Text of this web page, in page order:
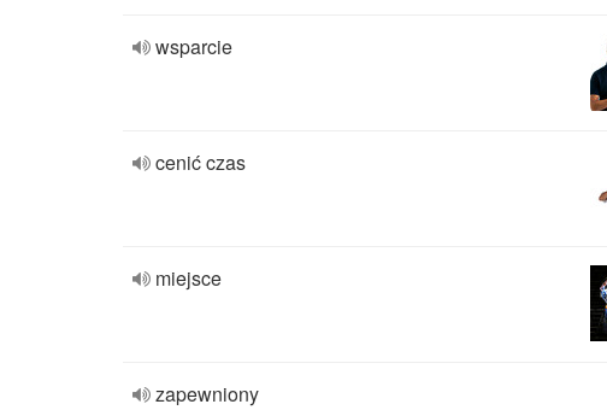
wsparcie
cenić czas
miejsce
zapewniony